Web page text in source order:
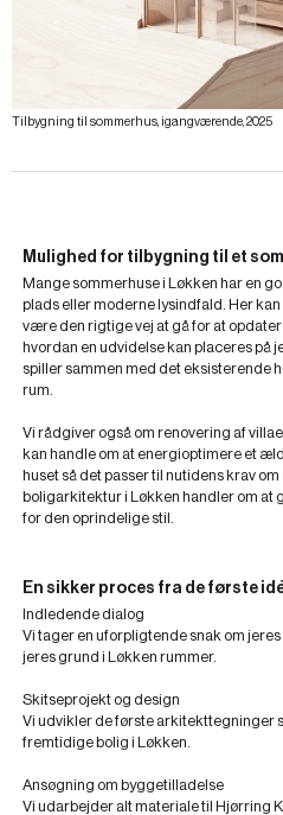
Tilbygning til sommerhus, igangværende, 2025
Mulighed for tilbygning til et
Mange sommerhuse i Løkken har en
plads eller moderne lysindfald. Her
være den rigtige vej at gå for at
hvordan en udvidelse kan placeres på
spiller sammen med det eksisterende
rum.
Vi rådgiver også om renovering af
kan handle om at energioptimere et
huset så det passer til nutidens krav
boligarkitektur i Løkken handler om at
for den oprindelige stil.
En sikker proces fra de første
Indledende dialog
Vi tager en uforpligtende snak om
jeres grund i Løkken rummer.
Skitseprojekt og design
Vi udvikler de første arkitekttegninger
fremtidige bolig i Løkken.
Ansøgning om byggetilladelse
Vi udarbejder alt materiale til Hjørring